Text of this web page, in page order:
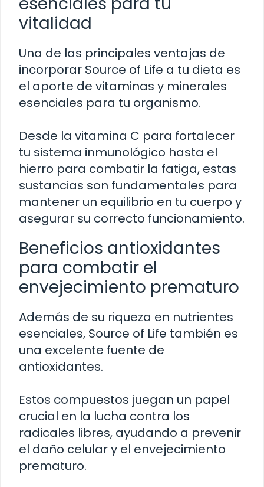
vitalidad
Una de las principales ventajas de
incorporar Source of Life a tu dieta es
el aporte de vitaminas y minerales
esenciales para tu organismo.
Desde la vitamina C para fortalecer
tu sistema inmunológico hasta el
hierro para combatir la fatiga, estas
sustancias son fundamentales para
mantener un equilibrio en tu cuerpo y
asegurar su correcto funcionamiento.
Beneficios antioxidantes
para combatir el
envejecimiento prematuro
Además de su riqueza en nutrientes
esenciales, Source of Life también es
una excelente fuente de
antioxidantes.
Estos compuestos juegan un papel
crucial en la lucha contra los
radicales libres, ayudando a prevenir
el daño celular y el envejecimiento
prematuro.